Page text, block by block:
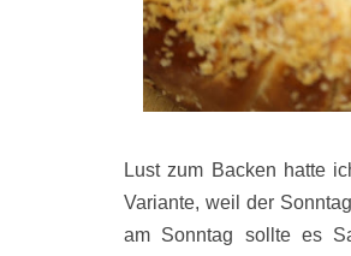
Lust zum Backen hatte
Variante, weil der
am Sonntag sollte es